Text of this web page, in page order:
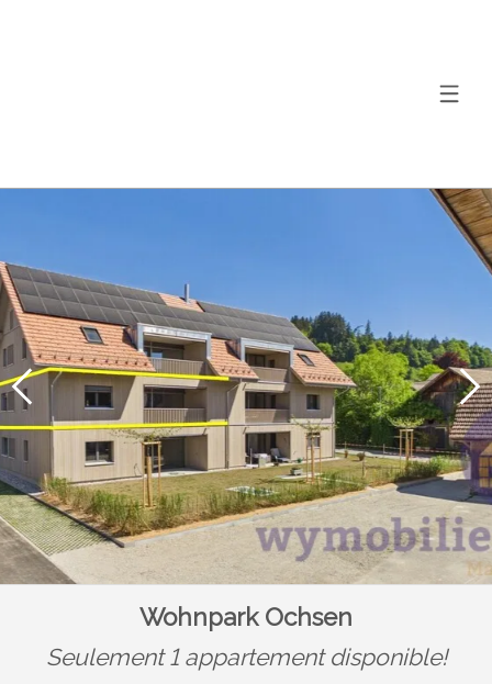
Wohnpark Ochsen
Seulement 1 appartement disponible!